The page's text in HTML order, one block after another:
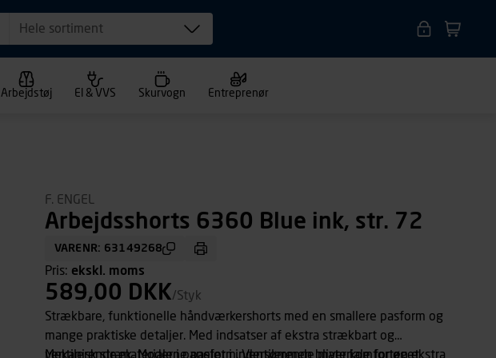
Hele sortiment
Arbejdstøj El & VVS Skurvogn Entreprenør
F. ENGEL
Arbejdsshorts 6360 Blue ink, str. 72
VARENR: 63149268
Pris: ekskl. moms
589,00 DKK/Styk
Strækbare, funktionelle håndværkershorts med en smallere pasform og
mange praktiske detaljer. Med indsatser af ekstra strækbart og
ventilerende materiale i panelet i indersømmen bliver komforten ekstra
Mekanisk stræk. Moderne pasform. Ventilerende materiale for øget